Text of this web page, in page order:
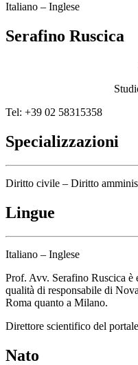
Italiano – Inglese
Serafino Ruscica
Tel: +39 02 58315358
Specializzazioni
Diritto civile – Diritto
Lingue
Italiano – Inglese
Prof. Avv. Serafino Ruscica è
qualità di responsabile di
Roma quanto a Milano.
Direttore scientifico del
Nato